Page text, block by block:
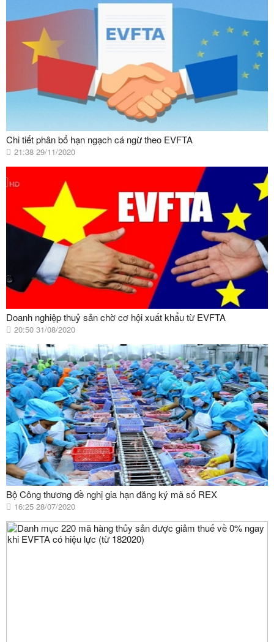
Chi tiết phân bổ hạn ngạch cá ngừ theo EVFTA
21:38 29/11/2020
Doanh nghiệp thuỷ sản chờ cơ hội xuất khẩu từ EVFTA
20:50 31/08/2020
Bộ Công thương đề nghị gia hạn đăng ký mã số REX
16:25 28/07/2020